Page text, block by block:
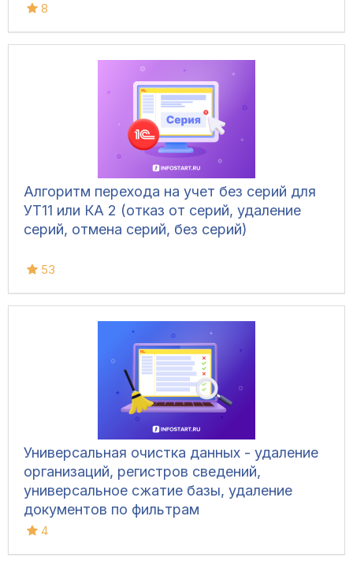
8
Алгоритм перехода на учет без серий для
УТ11 или КА 2 (отказ от серий, удаление
серий, отмена серий, без серий)
53
Универсальная очистка данных - удаление
организаций, регистров сведений,
универсальное сжатие базы, удаление
документов по фильтрам
4